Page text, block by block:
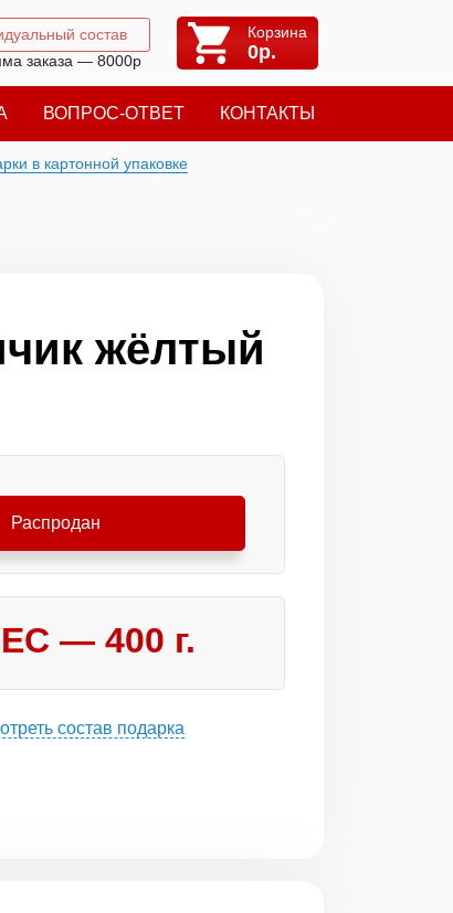
состав
заказа — 8000р
Корзина
0р.
ВОПРОС-ОТВЕТ КОНТАКТЫ
в картонной упаковке
жёлтый
Распродан
—400 г.
состав подарка